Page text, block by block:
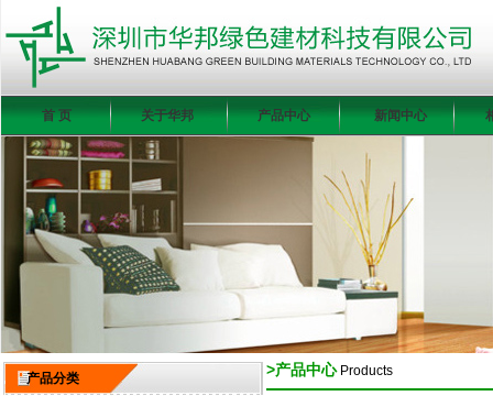
首 页 关于华邦 产品中心 新闻中心
产品分类 >产品中心Products